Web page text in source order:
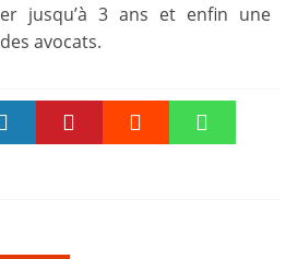
jusqu’à 3 ans et enfin une
avocats.